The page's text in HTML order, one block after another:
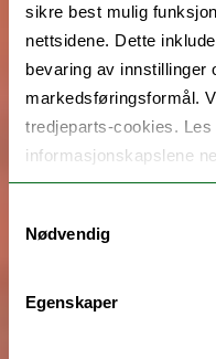
sikre best mulig
nettsidene. Dette
bevaring av innstillinger
markedsføringsformål.
tredjeparts-cookies.
informasjonskapslene
Nødvendig
Egenskaper